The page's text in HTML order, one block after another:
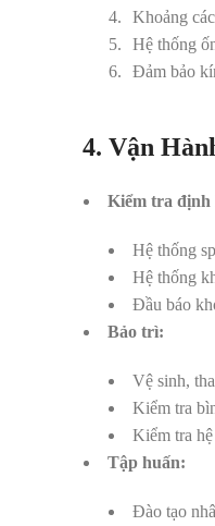
Khoảng
Hệ thống
Đảm bảo
4. Vận
Kiểm tra định
Hệ thống
Hệ thống
Đầu báo
Bảo trì:
Vệ sinh,
Kiểm tra
Kiểm tra
Tập huấn:
Đào tạo